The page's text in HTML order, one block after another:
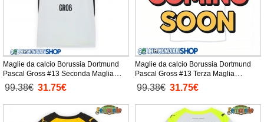
Maglie da calcio Borussia Dortmund
Pascal Gross #13 Seconda Maglia
Femminile 2025-26 Manica Corta
99.38€ 31.75€
Maglie da calcio Borussia Dortmund
Pascal Gross #13 Terza Maglia
Femminile 2025-26 Manica Corta
99.38€ 31.75€